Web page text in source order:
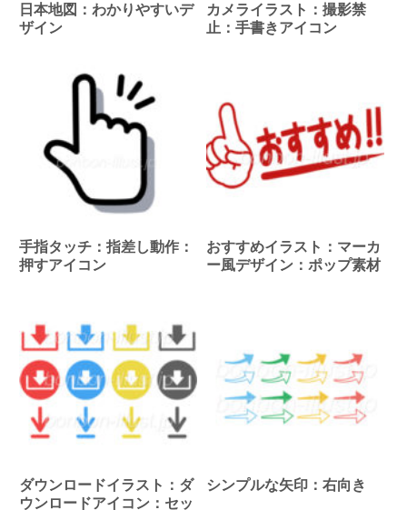
日本地図：わかりやすいデ
ザイン
カメライラスト：撮影禁
止：手書きアイコン
手指タッチ：指差し動作：
押すアイコン
おすすめイラスト：マーカ
ー風デザイン：ポップ素材
ダウンロードイラスト：ダ
ウンロードアイコン：セッ
シンプルな矢印：右向き